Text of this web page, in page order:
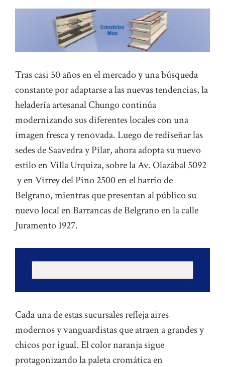
Tras casi 50 años en el mercado y una búsqueda
constante por adaptarse a las nuevas tendencias, la
heladería artesanal Chungo continúa
modernizando sus diferentes locales con una
imagen fresca y renovada. Luego de rediseñar las
sedes de Saavedra y Pilar, ahora adopta su nuevo
estilo en Villa Urquiza, sobre la Av. Olazábal 5092
y en Virrey del Pino 2500 en el barrio de
Belgrano, mientras que presentan al público su
nuevo local en Barrancas de Belgrano en la calle
Juramento 1927.
Cada una de estas sucursales refleja aires
modernos y vanguardistas que atraen a grandes y
chicos por igual. El color naranja sigue
protagonizando la paleta cromática en